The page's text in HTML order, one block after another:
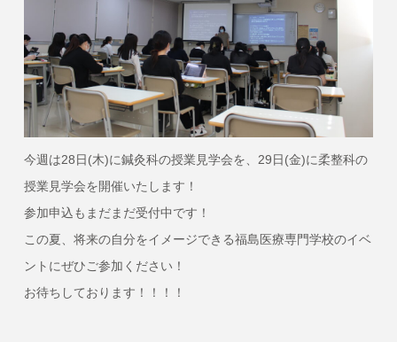
今週は28日(木)に鍼灸科の授業見学会を、29日(金)に柔整科の
授業見学会を開催いたします！
参加申込もまだまだ受付中です！
この夏、将来の自分をイメージできる福島医療専門学校のイベ
ントにぜひご参加ください！
お待ちしております！！！！